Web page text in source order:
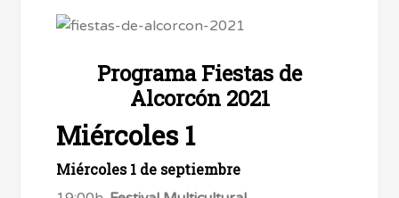
Programa Fiestas de
Alcorcón 2021
Miércoles 1
Miércoles 1 de septiembre